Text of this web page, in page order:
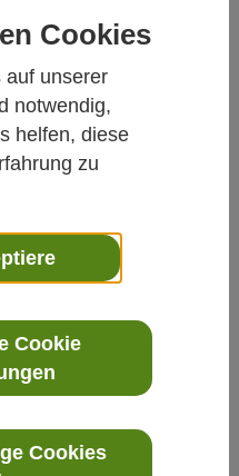
Cookies
auf unserer
notwendig,
helfen, diese
zu
Cookie
Cookies
FÜR PRÄZISE